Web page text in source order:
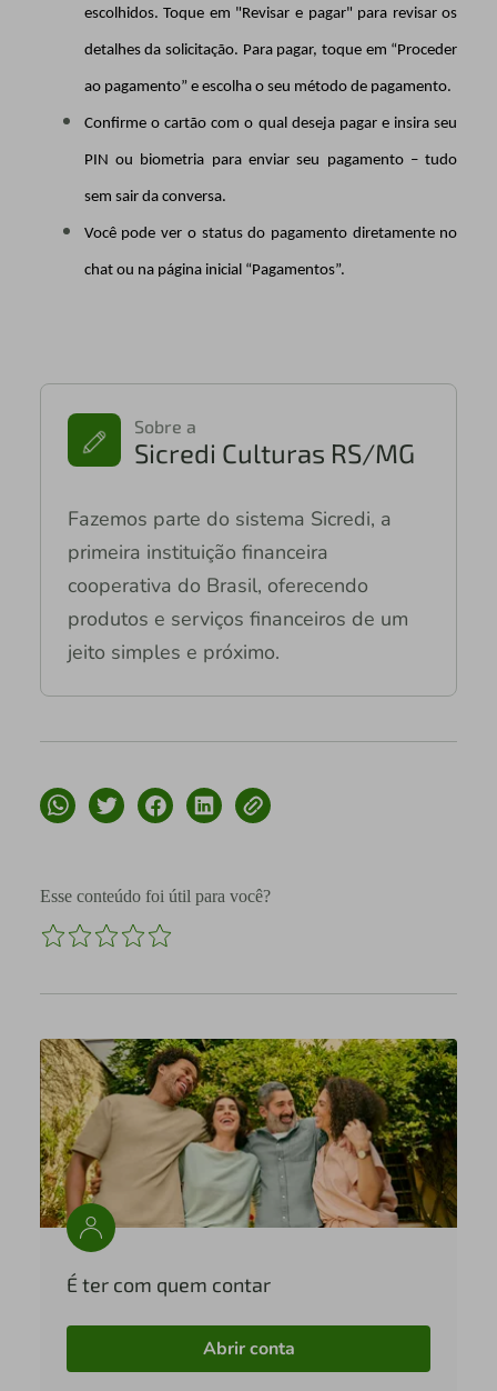
escolhidos. Toque em "Revisar e pagar" para revisar os
detalhes da solicitação. Para pagar, toque em “Proceder
ao pagamento” e escolha o seu método de pagamento.
Confirme o cartão com o qual deseja pagar e insira seu
PIN ou biometria para enviar seu pagamento – tudo
sem sair da conversa.
Você pode ver o status do pagamento diretamente no
chat ou na página inicial “Pagamentos”.
Sobre a
Sicredi Culturas RS/MG
Fazemos parte do sistema Sicredi, a
primeira instituição financeira
cooperativa do Brasil, oferecendo
produtos e serviços financeiros de um
jeito simples e próximo.
Esse conteúdo foi útil para você?
É ter com quem contar
Abrir conta